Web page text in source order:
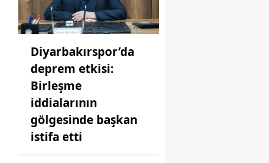
Diyarbakırspor’da
deprem etkisi:
Birleşme
iddialarının
gölgesinde başkan
istifa etti